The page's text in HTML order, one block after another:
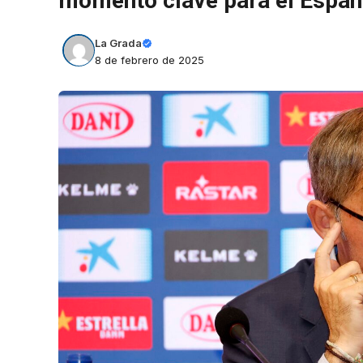
La Grada
8 de febrero de 2025